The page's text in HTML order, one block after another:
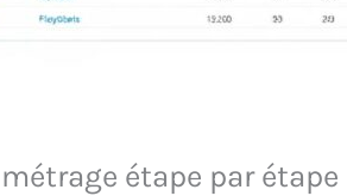
étape par étape